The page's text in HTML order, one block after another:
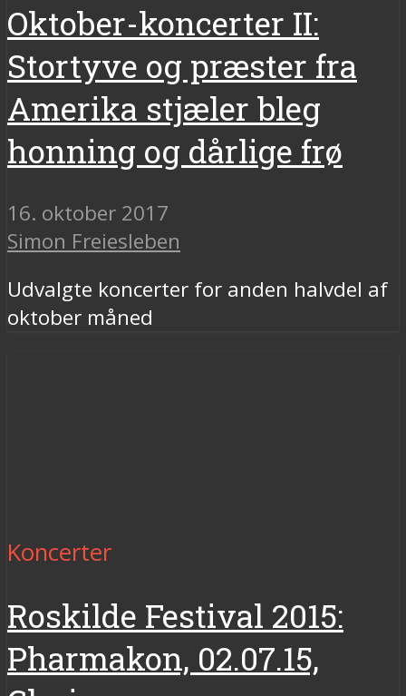
Oktober-koncerter II:
Stortyve og præster fra
Amerika stjæler bleg
honning og dårlige frø
16. oktober 2017
Simon Freiesleben
Udvalgte koncerter for anden halvdel af
oktober måned
Koncerter
Roskilde Festival 2015:
Pharmakon, 02.07.15,